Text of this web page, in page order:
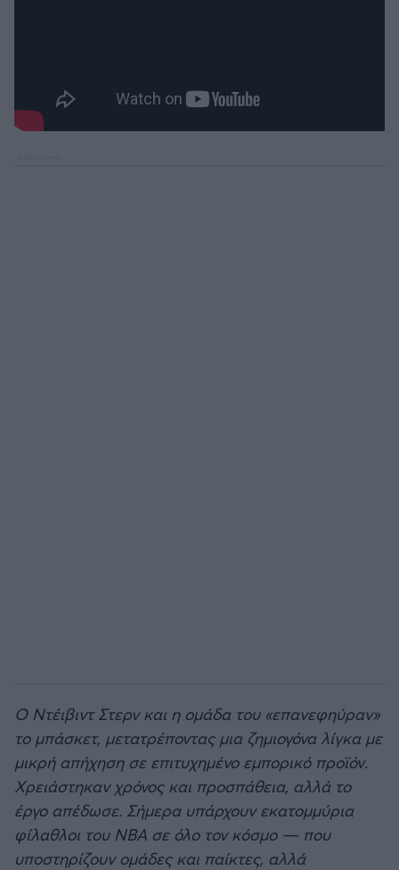
Ο Ντέιβιντ Στερν και η ομάδα του «επανεφηύραν»
το μπάσκετ, μετατρέποντας μια ζημιογόνα λίγκα με
μικρή απήχηση σε επιτυχημένο εμπορικό προϊόν.
Χρειάστηκαν χρόνος και προσπάθεια, αλλά το
έργο απέδωσε. Σήμερα υπάρχουν εκατομμύρια
φίλαθλοι του ΝΒΑ σε όλο τον κόσμο — που
υποστηρίζουν ομάδες και παίκτες, αλλά